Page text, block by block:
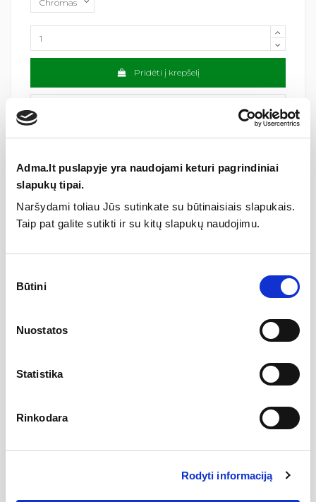
Adma.lt puslapyje yra naudojami keturi pagrindiniai
slapukų tipai.
Naršydami toliau Jūs sutinkate su būtinaisiais slapukais.
Taip pat galite sutikti ir su kitų slapukų naudojimu.
pasirinkimas
Būtini
Nuostatos
Statistika
Rinkodara
Rodyti informaciją
Pridėti į krepšelį
Specifikacija
75 kg
Virštinkiniai vonios maišytuvai